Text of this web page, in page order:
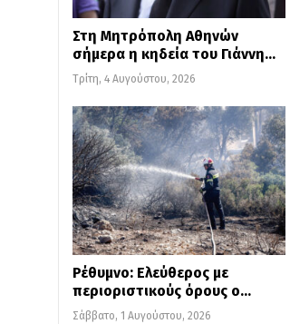
Στη Μητρόπολη Αθηνών
σήμερα η κηδεία του Γιάννη…
Τρίτη, 4 Αυγούστου, 2026
Ρέθυμνο: Ελεύθερος με
περιοριστικούς όρους ο…
Σάββατο, 1 Αυγούστου, 2026